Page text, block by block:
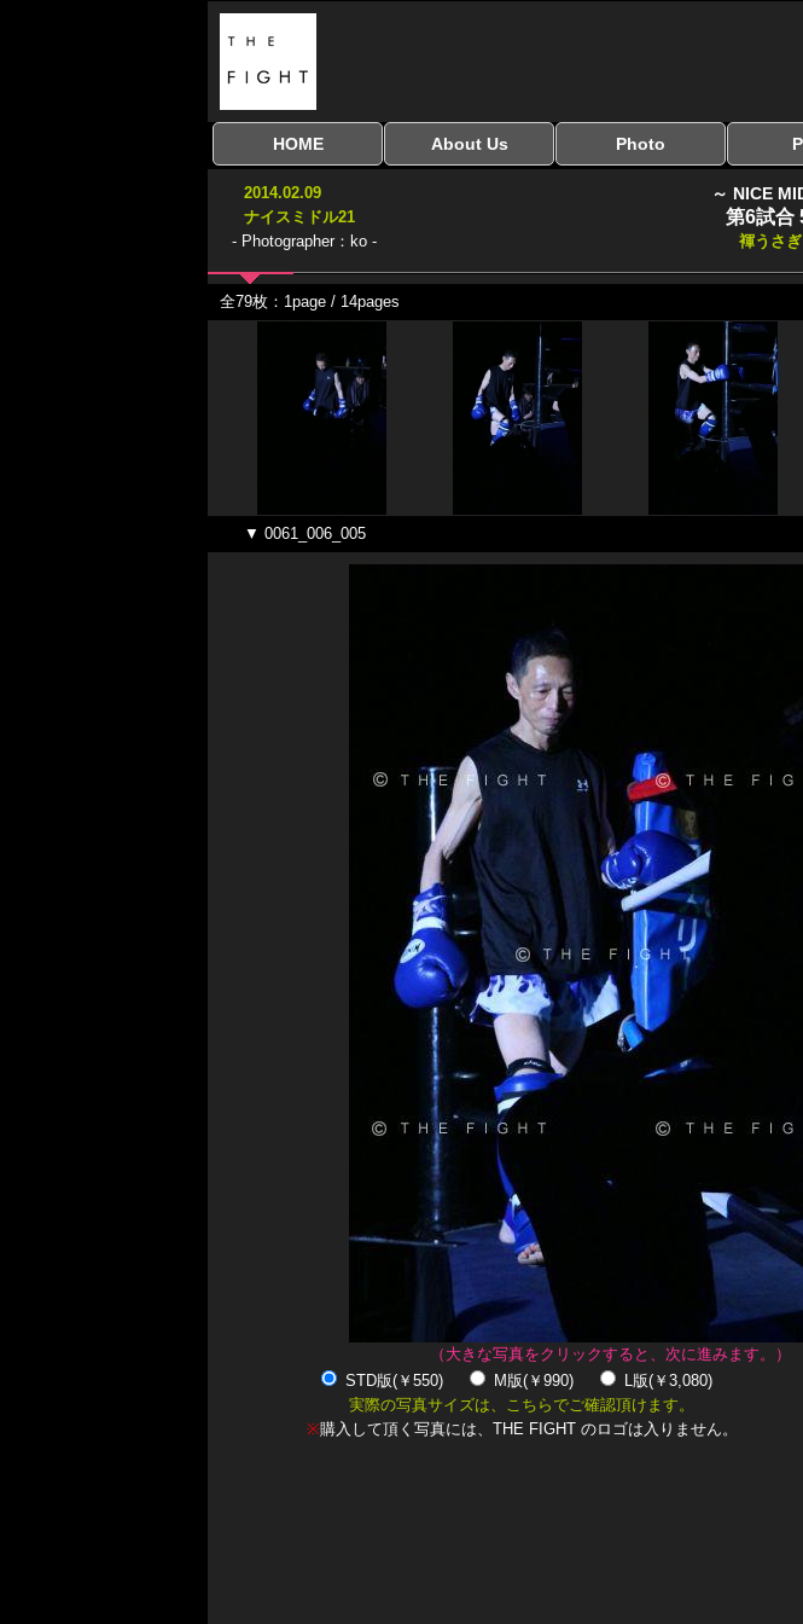
HOME
全興行を表示
ナイスミドル
アマチュアキック
協議会
全日本学生キック
建武館キッズ大会
Bigbang
おやじファイト
About Us Photo
料金
お支払
2014.02.09
ナイスミドル21
- Photographer：ko -
～ NICE
第6試合
褌うさぎ
全79枚：1page / 14pages
▼ 0061_006_005
（大きな写真をクリックすると、次に進みます。）
STD版(￥550)
M版(￥990)
L版(￥3,080)
実際の写真サイズは、こちらでご確認頂けます。
※購入して頂く写真には、THE FIGHT のロゴは入りません。